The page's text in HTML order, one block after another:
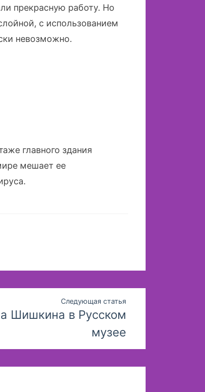
прекрасную работу. Но
с использованием
невозможно.
главного здания
мешает ее
Следующая статья
Шишкина в Русском
музее